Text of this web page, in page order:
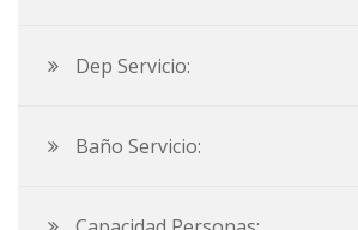
Dep Servicio:
Baño Servicio: